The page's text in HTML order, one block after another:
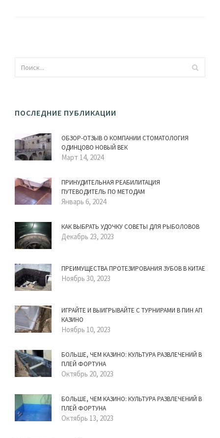
ПОСЛЕДНИЕ ПУБЛИКАЦИИ
ОБЗОР-ОТЗЫВ О КОМПАНИИ СТОМАТОЛОГИЯ
ОДИНЦОВО НОВЫЙ ВЕК
Март 14, 2024
ПРИНУДИТЕЛЬНАЯ РЕАБИЛИТАЦИЯ
ПУТЕВОДИТЕЛЬ ПО МЕТОДАМ
Январь 6, 2024
КАК ВЫБРАТЬ УДОЧКУ СОВЕТЫ ДЛЯ РЫБОЛОВОВ
Декабрь 23, 2023
ПРЕИМУЩЕСТВА ПРОТЕЗИРОВАНИЯ ЗУБОВ В КИТАЕ
Ноябрь 30, 2023
ИГРАЙТЕ И ВЫИГРЫВАЙТЕ С ТУРНИРАМИ В ПИН АП
КАЗИНО
Ноябрь 10, 2023
БОЛЬШЕ, ЧЕМ КАЗИНО: КУЛЬТУРА РАЗВЛЕЧЕНИЙ В
ПЛЕЙ ФОРТУНА
Октябрь 20, 2023
БОЛЬШЕ, ЧЕМ КАЗИНО: КУЛЬТУРА РАЗВЛЕЧЕНИЙ В
ПЛЕЙ ФОРТУНА
Октябрь 13, 2023